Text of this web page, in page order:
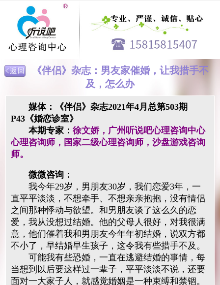
《伴侣》杂志：男友家催婚，让我措手不
及，怎么办
媒体：《伴侣》杂志2021年4月总第503期
P43《婚恋诊室》
本期专家：徐文娇，广州听说吧心理咨询中心
心理咨询师，国家二级心理咨询师，沙盘游戏咨询
师。
微微咨询：
我今年29岁，男朋友30岁，我们恋爱3年，一
直平平淡淡，不想牵手、不想亲亲抱抱，没有情侣
之间那种悸动与欲望。和男朋友谈了这么久的恋
爱，我从没想过结婚。他的父母人很好，对我很满
意，他们催着我和男朋友今年年初结婚，说双方都
不小了，早结婚早生孩子，这令我有些措手不及。
可能我有些恐婚，一直在逃避结婚的事情，每
当想到以后要这样过一辈子，平平淡淡不说，还要
面对一大家子人，就感觉婚姻是一种束缚和禁锢。